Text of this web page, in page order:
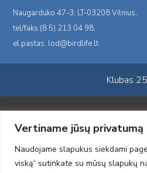
Vertiname jūsų privatumą
Naudojame slapukus siekdami
viską“ sutinkate su mūsų slapukų
Naugarduko 47-3, LT-03208 Vilnius,
tel/faks:(8 5) 213 04 98,
el.pastas: lod@birdlife.lt
Klubas
„LOD visuomeninės /gamtosauginės
2012 © Lietuvos Ornitologų Draugija